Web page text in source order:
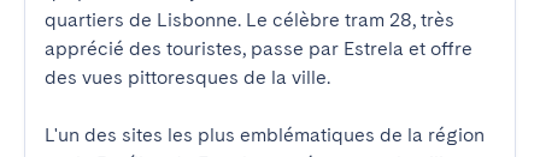
quartiers de Lisbonne. Le célèbre tram 28, très
apprécié des touristes, passe par Estrela et offre
des vues pittoresques de la ville.
L'un des sites les plus emblématiques de la région